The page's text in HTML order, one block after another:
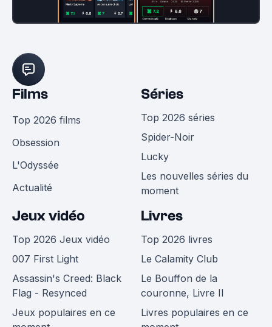
Films
Top 2026 films
Obsession
L'Odyssée
Actualité
Séries
Top 2026 séries
Spider-Noir
Lucky
Les nouvelles séries du
moment
Jeux vidéo
Top 2026 Jeux vidéo
007 First Light
Assassin's Creed: Black
Flag - Resynced
Jeux populaires en ce
Livres
Top 2026 livres
Le Calamity Club
Le Bouffon de la
couronne, Livre II
Livres populaires en ce